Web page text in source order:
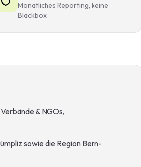
Monatliches Reporting, keine
Blackbox
& NGOs,
sowie die Region Bern-